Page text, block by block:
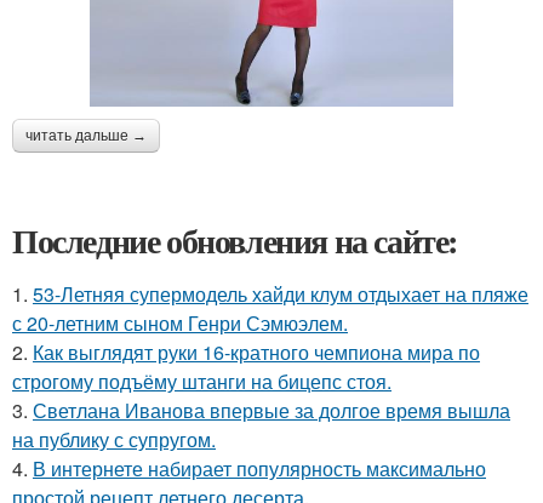
читать дальше →
Последние обновления на сайте:
1. 53-Летняя супермодель хайди клум отдыхает на пляже
с 20-летним сыном Генри Сэмюэлем.
2. Как выглядят руки 16-кратного чемпиона мира по
строгому подъёму штанги на бицепс стоя.
3. Светлана Иванова впервые за долгое время вышла
на публику с супругом.
4. В интернете набирает популярность максимально